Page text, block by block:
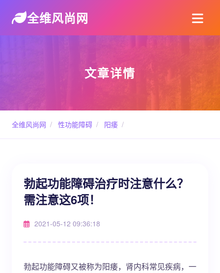
全维风尚网
文章详情
全维风尚网 / 性功能障碍 / 阳痿 /
勃起功能障碍治疗时注意什么？
需注意这6项！
2021-05-12 09:36:18
勃起功能障碍又被称为阳痿，肾内科常见疾病，一